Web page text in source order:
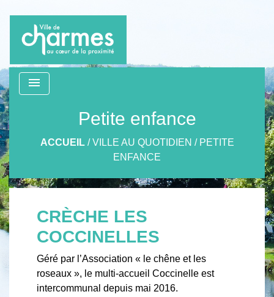
menu
Petite enfance
ACCUEIL/VILLE AU QUOTIDIEN / PETITE
ENFANCE
CRÈCHE LES
COCCINELLES
Géré par l’Association « le chêne et les
roseaux », le multi-accueil Coccinelle est
intercommunal depuis mai 2016.